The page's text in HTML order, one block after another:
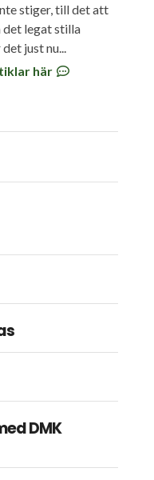
stiger, till det att
det legat stilla
just nu...
här
DMK